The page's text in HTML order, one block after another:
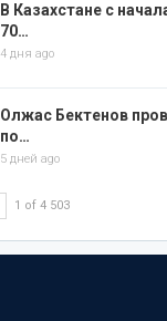
В Казахстане с
70…
4 дня ago
Олжас Бектенов
по…
5 дней ago
1 of 4 503